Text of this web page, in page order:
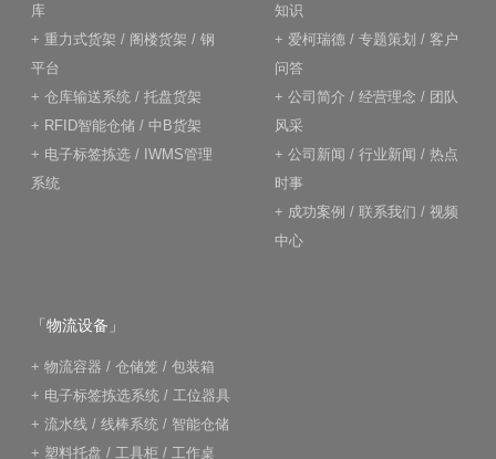
库
+ 重力式货架 / 阁楼货架 / 钢
平台
+ 仓库输送系统 / 托盘货架
+ RFID智能仓储 / 中B货架
+ 电子标签拣选 / IWMS管理
系统
知识
+ 爱柯瑞德 / 专题策划 / 客户
问答
+ 公司简介 / 经营理念 / 团队
风采
+ 公司新闻 / 行业新闻 / 热点
时事
+ 成功案例 / 联系我们 / 视频
中心
「物流设备」
+ 物流容器 / 仓储笼 / 包装箱
+ 电子标签拣选系统 / 工位器具
+ 流水线 / 线棒系统 / 智能仓储
+ 塑料托盘 / 工具柜 / 工作桌